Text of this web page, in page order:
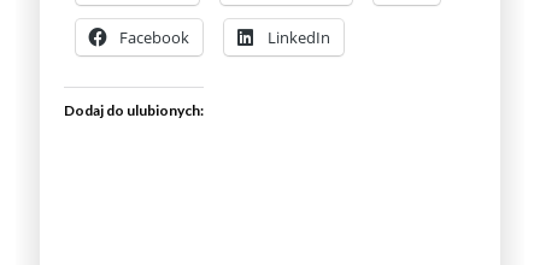
Facebook LinkedIn
Dodaj do ulubionych: